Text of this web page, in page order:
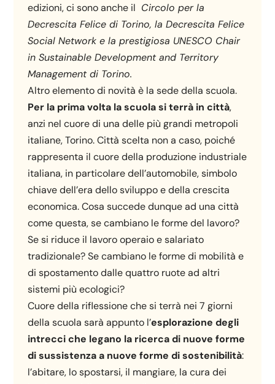
edizioni, ci sono anche il Circolo per la
Decrescita Felice di Torino, la Decrescita Felice
Social Network e la prestigiosa UNESCO Chair
in Sustainable Development and Territory
Management di Torino.
Altro elemento di novità è la sede della scuola.
Per la prima volta la scuola si terrà in città,
anzi nel cuore di una delle più grandi metropoli
italiane, Torino. Città scelta non a caso, poiché
rappresenta il cuore della produzione industriale
italiana, in particolare dell’automobile, simbolo
chiave dell’era dello sviluppo e della crescita
economica. Cosa succede dunque ad una città
come questa, se cambiano le forme del lavoro?
Se si riduce il lavoro operaio e salariato
tradizionale? Se cambiano le forme di mobilità e
di spostamento dalle quattro ruote ad altri
sistemi più ecologici?
Cuore della riflessione che si terrà nei 7 giorni
della scuola sarà appunto l’esplorazione degli
intrecci che legano la ricerca di nuove forme
di sussistenza a nuove forme di sostenibilità:
l’abitare, lo spostarsi, il mangiare, la cura dei